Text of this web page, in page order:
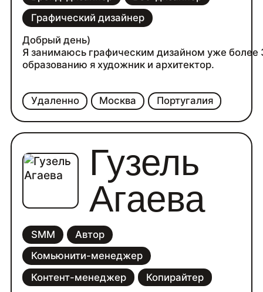
размеры
Удаленно Москва Португалия
Графический дизайнер
Добрый день)
Я занимаюсь графическим дизайном уже более
образованию я художник и архитектор.
Гузель
Агаева
SMM
Автор
Комьюнити-менеджер
Контент-менеджер
Копирайтер